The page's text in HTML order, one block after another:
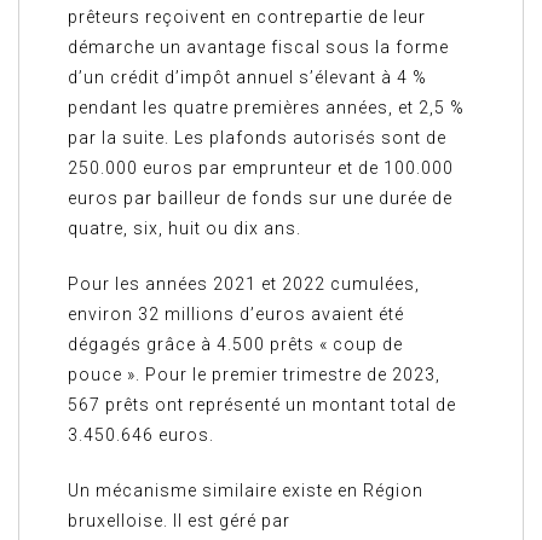
prêteurs reçoivent en contrepartie de leur
démarche un avantage fiscal sous la forme
d’un crédit d’impôt annuel s’élevant à 4 %
pendant les quatre premières années, et 2,5 %
par la suite. Les plafonds autorisés sont de
250.000 euros par emprunteur et de 100.000
euros par bailleur de fonds sur une durée de
quatre, six, huit ou dix ans.
Pour les années 2021 et 2022 cumulées,
environ 32 millions d’euros avaient été
dégagés grâce à 4.500 prêts « coup de
pouce ». Pour le premier trimestre de 2023,
567 prêts ont représenté un montant total de
3.450.646 euros.
Un mécanisme similaire existe en Région
bruxelloise. Il est géré par